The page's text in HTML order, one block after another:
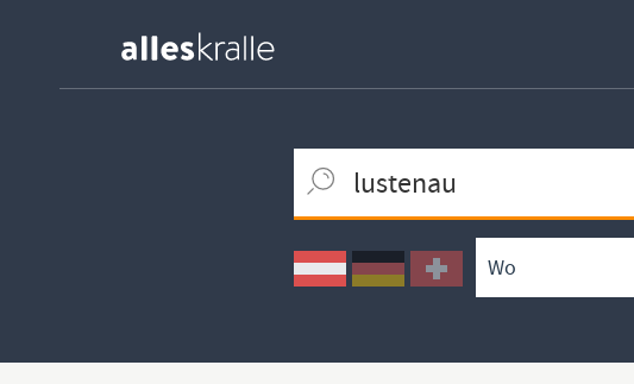
Ortssuche
Umkreissuche
Arbeitsform